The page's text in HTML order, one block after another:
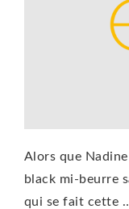
Alors que
black mi-beurre
qui se fait cette